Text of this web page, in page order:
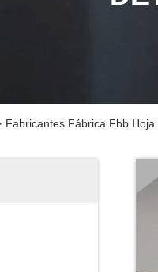
Fabricantes Fábrica Fbb